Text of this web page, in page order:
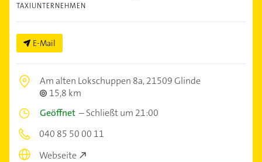
TAXIUNTERNEHMEN
E-Mail
Am alten Lokschuppen 8a,21509 Glinde
15,8 km
Geöffnet –Schließt um 21:00
040 85 50 00 11
Webseite